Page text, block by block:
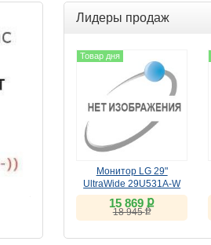
Лидеры продаж
Товар дня
Монитор LG 29"
UltraWide 29U531A-W
(IPS, 100Hz)
15 869ք
18 945ք